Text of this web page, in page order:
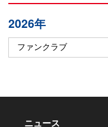
2026年
ニュース